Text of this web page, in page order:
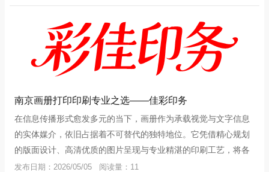
南京画册打印印刷专业之选——佳彩印务
在信息传播形式愈发多元的当下，画册作为承载视觉与文字信息
的实体媒介，依旧占据着不可替代的独特地位。它凭借精心规划
的版面设计、高清优质的图片呈现与专业精湛的印刷工艺，将各
类内容以触手可及的形式生动展现，
发布日期：2026/05/05 阅读量：11